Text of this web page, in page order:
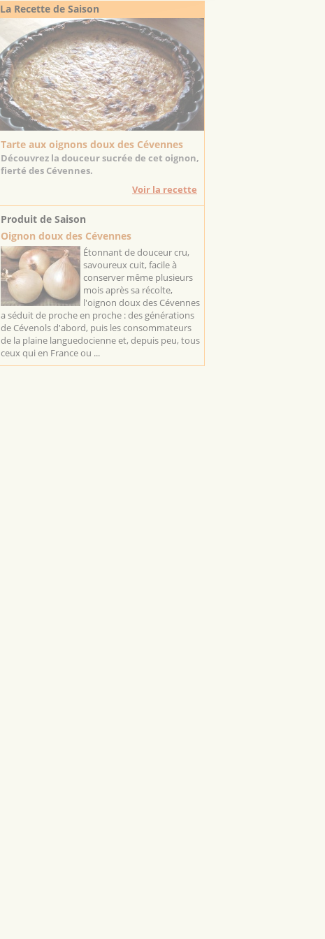
La Recette de Saison
Tarte aux oignons doux des Cévennes
Découvrez la douceur sucrée de cet oignon,
fierté des Cévennes.
Voir la recette
Produit de Saison
Oignon doux des Cévennes
Étonnant de douceur cru,
savoureux cuit, facile à
conserver même plusieurs
mois après sa récolte,
l'oignon doux des Cévennes
a séduit de proche en proche : des générations
de Cévenols d'abord, puis les consommateurs
de la plaine languedocienne et, depuis peu, tous
ceux qui en France ou ...